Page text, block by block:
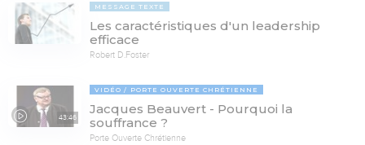
MESSAGE TEXTE
Les caractéristiques d'un leadership
efficace
Robert D.Foster
43:46
VIDÉO PORTE OUVERTE CHRÉTIENNE
Jacques Beauvert - Pourquoi la
souffrance ?
Porte Ouverte Chrétienne